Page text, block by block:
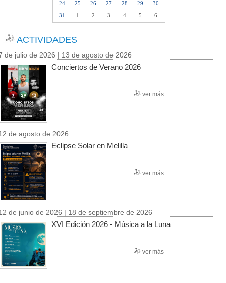
24
25 26 27 28 29
30
31
1 2 3 4 5 6
ACTIVIDADES
de julio de 2026 | 13 de agosto de 2026
Conciertos de Verano 2026
ver más
de agosto de 2026
Eclipse Solar en Melilla
ver más
de junio de 2026 | 18 de septiembre de 2026
XVI Edición 2026 - Música a la Luna
ver más